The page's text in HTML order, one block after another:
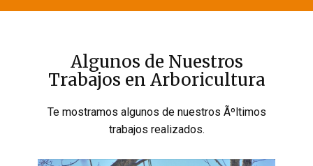
Algunos de Nuestros
Trabajos en Arboricultura
Te mostramos algunos de nuestros Ãºltimos
trabajos realizados.